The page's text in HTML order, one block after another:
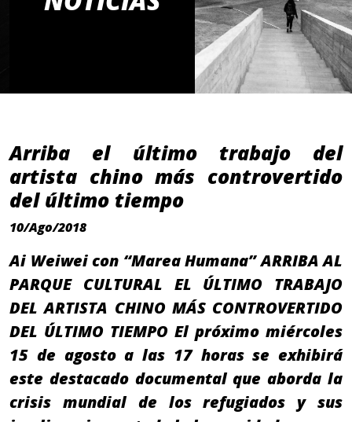
Arriba el último trabajo del
artista chino más controvertido
del último tiempo
10/Ago/2018
Ai Weiwei con “Marea Humana” ARRIBA AL
PARQUE CULTURAL EL ÚLTIMO TRABAJO
DEL ARTISTA CHINO MÁS CONTROVERTIDO
DEL ÚLTIMO TIEMPO El próximo miércoles
15 de agosto a las 17 horas se exhibirá
este destacado documental que aborda la
crisis mundial de los refugiados y sus